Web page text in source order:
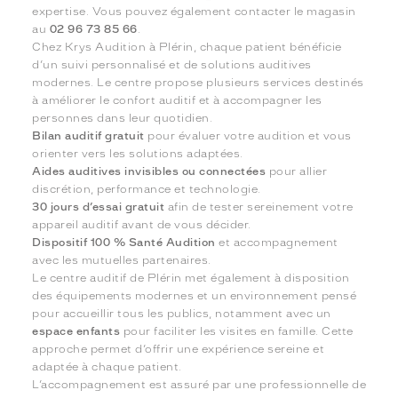
expertise. Vous pouvez également contacter le magasin
au 02 96 73 85 66
Chez Krys Audition à Plérin, chaque patient bénéficie
d’un suivi personnalisé et de solutions auditives
modernes. Le centre propose plusieurs services destinés
à améliorer le confort auditif et à accompagner les
personnes dans leur quotidien.
Bilan auditif gratuit pour évaluer votre audition et vous
orienter vers les solutions adaptées.
Aides auditives invisibles ou connectées pour allier
discrétion, performance et technologie.
30 jours d’essai gratuit afin de tester sereinement votre
appareil auditif avant de vous décider.
Dispositif 100 % Santé Audition et accompagnement
avec les mutuelles partenaires.
Le centre auditif de Plérin met également à disposition
des équipements modernes et un environnement pensé
pour accueillir tous les publics, notamment avec un
espace enfants pour faciliter les visites en famille. Cette
approche permet d’offrir une expérience sereine et
adaptée à chaque patient.
L’accompagnement est assuré par une professionnelle de